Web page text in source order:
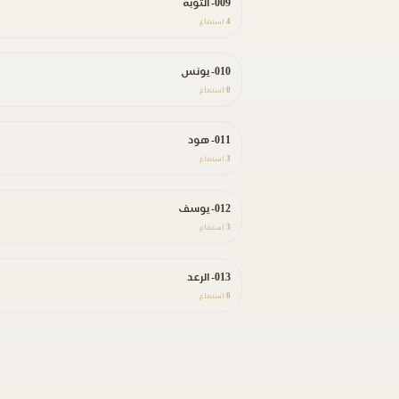
009- التوبة
4 استماع
010- يونس
0 استماع
011- هود
3 استماع
012- يوسف
3 استماع
013- الرعد
0 استماع